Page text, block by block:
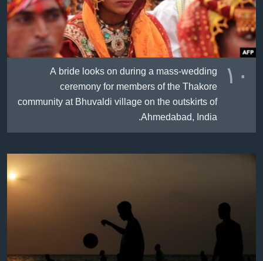
١٠
A bride looks on during a mass-wedding
ceremony for members of the Thakore
community at Bhuvaldi village on the outskirts of
Ahmedabad, India.